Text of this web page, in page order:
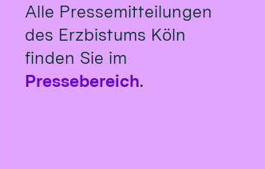
Alle Pressemitteilungen
des Erzbistums Köln
finden Sie im
Pressebereich.